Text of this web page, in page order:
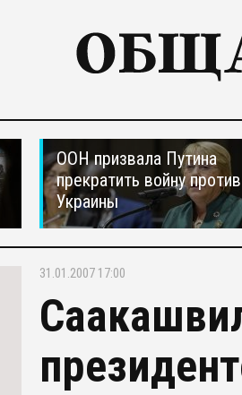
ООН призвала Путина
прекратить войну против
Украины
31.01.2007 17:00